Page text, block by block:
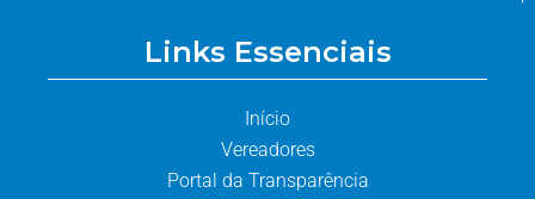
Links Essenciais
Início
Vereadores
Portal da Transparência